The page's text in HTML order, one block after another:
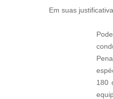
Em suas
180